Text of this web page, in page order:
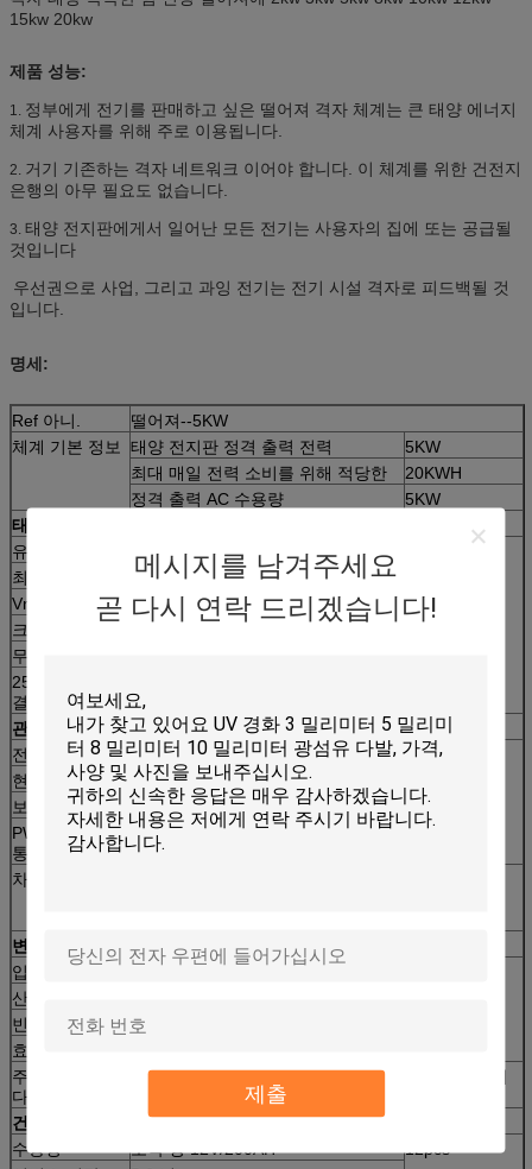
메시지를 남겨주세요
곧 다시 연락 드리겠습니다!
제출
15kw 20kw
제품 성능:
1. 정부에게 전기를 판매하고 싶은 떨어져 격자 체계는 큰 태양 에너지
체계 사용자를 위해 주로 이용됩니다.
2. 거기 기존하는 격자 네트워크 이어야 합니다. 이 체계를 위한 건전지
은행의 아무 필요도 없습니다.
3. 태양 전지판에게서 일어난 모든 전기는 사용자의 집에 또는 공급될
것입니다
우선권으로 사업, 그리고 과잉 전기는 전기 시설 격자로 피드백될 것
입니다.
명세:
Ref 아니.
떨어져--5KW
체계 기본 정보
태양 전지판 정격 출력 전력
5KW
최대 매일 전력 소비를 위해 적당한
20KWH
정격 출력 AC 수용량
5KW
태양 전지판
유형
크리스탈 실리콘 PV 단위, 종류
최대 힘
250W
Vmp
30.5V
크기
무게
25 년 전원 출력 보증 (주: 2pcs 패널은 시리즈에서 연
결합니다)
관제사
전압
12V/24V
1pc
현재
80A
보장
1 년
PWM 높 효율성 위탁 관제사, 발광 다이오드 표시, 지
통제; 온도 보상, 각종 보호.
차단기
변환장치
입력 전압
DC48V
산출 전압
빈도
50/60Hz
효율성
주: 이 변환장치는 격자 전원 스위치와 건전지 위탁 기능을 제공합니
다.
건전지
수용량
조각 당 12V/200AH
12pcs